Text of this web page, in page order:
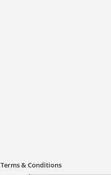
Terms & Conditions